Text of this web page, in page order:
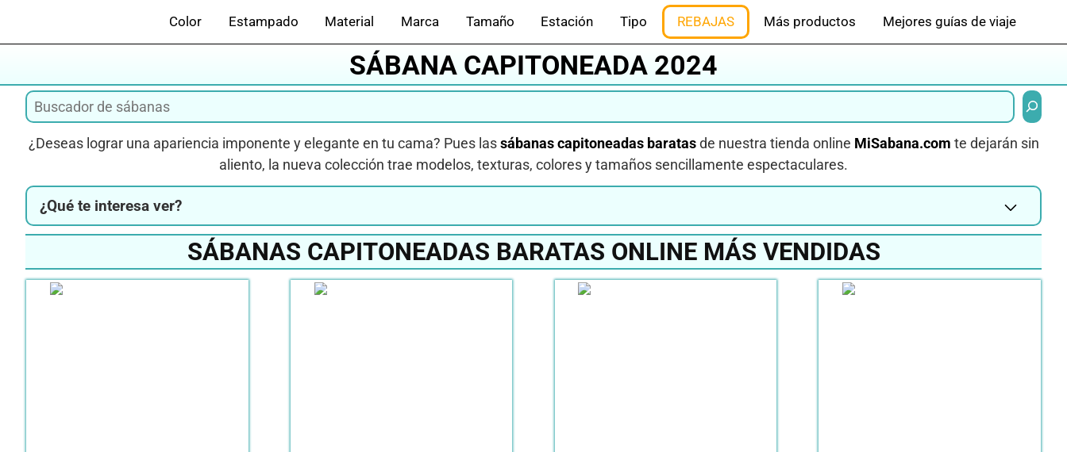
contenido
Color Estampado Material Marca Tamaño Estación Tipo REBAJAS Más productos Mejores guías de viaje
SÁBANA CAPITONEADA 2024
Buscar
¿Deseas lograr una apariencia imponente y elegante en tu cama? Pues lassábanas capitoneadas baratasde nuestra tienda online MiSabana.com te dejarán sin
aliento, la nueva colección trae modelos, texturas, colores y tamaños sencillamente espectaculares.
¿Qué te interesa ver?
SÁBANAS CAPITONEADAS BARATAS ONLINE MÁS VENDIDAS